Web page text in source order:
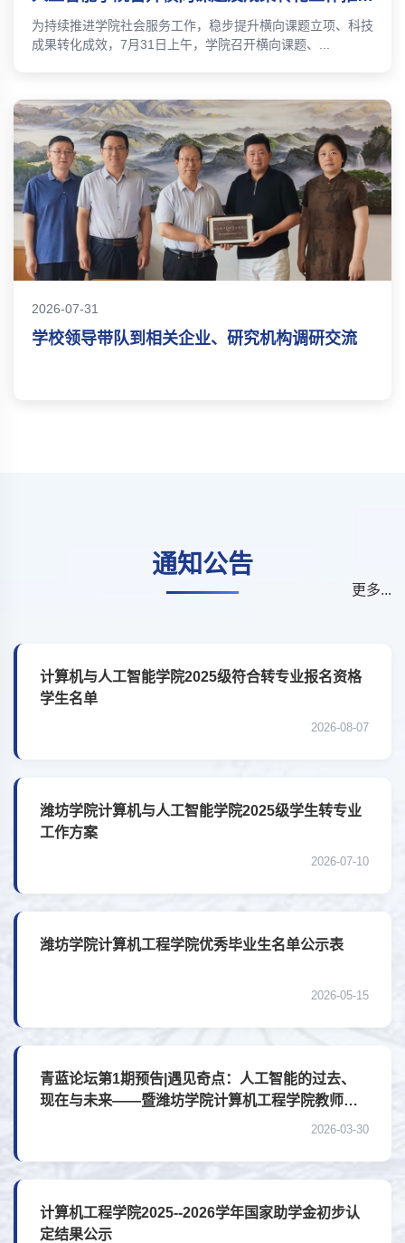
会
为持续推进学院社会服务工作，稳步提升横向课题立项、科技
成果转化成效，7月31日上午，学院召开横向课题、...
2026-07-31
学校领导带队到相关企业、研究机构调研交流
通知公告
更多...
计算机与人工智能学院2025级符合转专业报名资格
学生名单
2026-08-07
潍坊学院计算机与人工智能学院2025级学生转专业
工作方案
2026-07-10
潍坊学院计算机工程学院优秀毕业生名单公示表
2026-05-15
青蓝论坛第1期预告|遇见奇点：人工智能的过去、
现在与未来——暨潍坊学院计算机工程学院教师科
2026-03-30
计算机工程学院2025--2026学年国家助学金初步认
定结果公示